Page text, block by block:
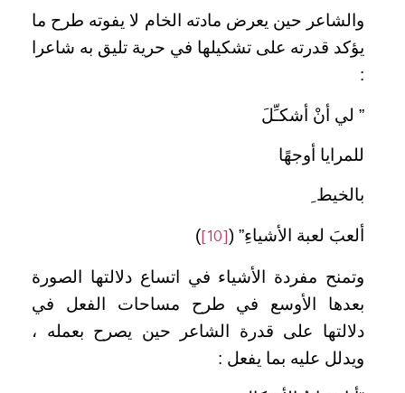
والشاعر حين يعرض مادته الخام لا يفوته طرح ما
يؤكد قدرته على تشكيلها في حرية تليق به شاعرا
:
” لي أنْ أشكـِّلَ
للمرايا أوجهًا
بالخيط ِ
ألعبَ لعبة الأشياءِ” ( )
وتمنح مفردة الأشياء في اتساع دلالتها الصورة
بعدها الأوسع في طرح مساحات الفعل في
دلالتها على قدرة الشاعر حين يصرح بعمله ،
ويدلل عليه بما يفعل :